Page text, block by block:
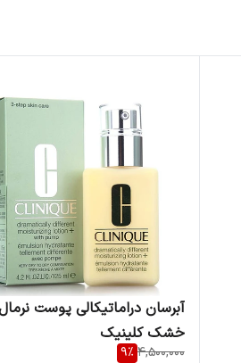
آبرسان دراماتیکالی پوست
خشک کلینیک
4,500,000
9%